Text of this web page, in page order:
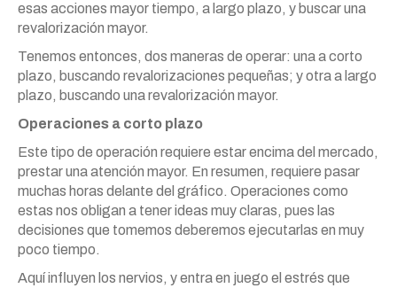
esas acciones mayor tiempo, a largo plazo, y buscar una
revalorización mayor.
Tenemos entonces, dos maneras de operar: una a corto
plazo, buscando revalorizaciones pequeñas; y otra a largo
plazo, buscando una revalorización mayor.
Operaciones a corto plazo
Este tipo de operación requiere estar encima del mercado,
prestar una atención mayor. En resumen, requiere pasar
muchas horas delante del gráfico. Operaciones como
estas nos obligan a tener ideas muy claras, pues las
decisiones que tomemos deberemos ejecutarlas en muy
poco tiempo.
Aquí influyen los nervios, y entra en juego el estrés que